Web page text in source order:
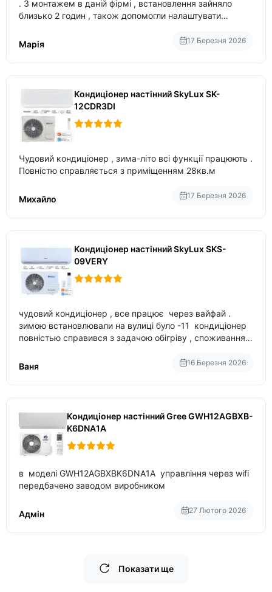
. З монтажем в даній фірмі , встановлення зайняло
близько 2 годин , також допомогли налаштувати
Марія
17 Березня 2026
Кондиціонер настінний SkyLux SK-
12CDR3DI
Чудовий кондиціонер , зима-літо всі функції працюють .
Повністю справляється з приміщенням 28кв.м
Михайло 17 Березня 2026
Кондиціонер настінний SkyLux SKS-
09VERY
чудовий кондиціонер , все працює через вайфай .
зимою встановлювали на вулиці було -11 кондиціонер
повністью справився з задачою обігріву , споживання
температури
Ваня 16 Березня 2026
Кондиціонер настінний Gree GWH12AGBXB-
K6DNA1A
в моделі GWH12AGBXBK6DNA1A управління через wifi
передбачено заводом виробником
Адмін 27 Лютого 2026
Показати ще